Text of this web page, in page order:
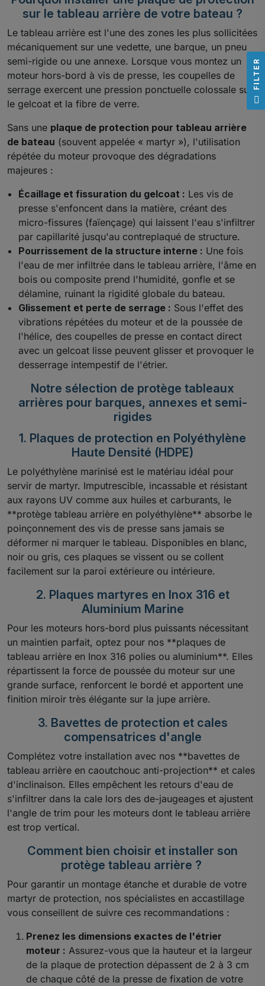
sur le tableau arrière de votre bateau ?
Le tableau arrière est l'une des zones les plus sollicitées
mécaniquement sur une vedette, une barque, un pneu
semi-rigide ou une annexe. Lorsque vous montez un
moteur hors-bord à vis de presse, les coupelles de
serrage exercent une pression ponctuelle colossale sur
le gelcoat et la fibre de verre.
Sans une plaque de protection pour tableau arrière
de bateau (souvent appelée « martyr »), l'utilisation
répétée du moteur provoque des dégradations
majeures :
Écaillage et fissuration du gelcoat : Les vis de
presse s'enfoncent dans la matière, créant des
micro-fissures (faïençage) qui laissent l'eau s'infiltrer
par capillarité jusqu'au contreplaqué de structure.
Pourrissement de la structure interne : Une fois
l'eau de mer infiltrée dans le tableau arrière, l'âme en
bois ou composite prend l'humidité, gonfle et se
délamine, ruinant la rigidité globale du bateau.
Glissement et perte de serrage : Sous l'effet des
vibrations répétées du moteur et de la poussée de
l'hélice, des coupelles de presse en contact direct
avec un gelcoat lisse peuvent glisser et provoquer le
desserrage intempestif de l'étrier.
Notre sélection de protège tableaux
arrières pour barques, annexes et semi-
rigides
1. Plaques de protection en Polyéthylène
Haute Densité (HDPE)
Le polyéthylène marinisé est le matériau idéal pour
servir de martyr. Imputrescible, incassable et résistant
aux rayons UV comme aux huiles et carburants, le
**protège tableau arrière en polyéthylène** absorbe le
poinçonnement des vis de presse sans jamais se
déformer ni marquer le tableau. Disponibles en blanc,
noir ou gris, ces plaques se vissent ou se collent
facilement sur la paroi extérieure ou intérieure.
2. Plaques martyres en Inox 316 et
Aluminium Marine
Pour les moteurs hors-bord plus puissants nécessitant
un maintien parfait, optez pour nos **plaques de
tableau arrière en Inox 316 polies ou aluminium**. Elles
répartissent la force de poussée du moteur sur une
grande surface, renforcent le bordé et apportent une
finition miroir très élégante sur la jupe arrière.
3. Bavettes de protection et cales
compensatrices d'angle
Complétez votre installation avec nos **bavettes de
tableau arrière en caoutchouc anti-projection** et cales
d'inclinaison. Elles empêchent les retours d'eau de
s'infiltrer dans la cale lors des de-jaugeages et ajustent
l'angle de trim pour les moteurs dont le tableau arrière
est trop vertical.
Comment bien choisir et installer son
protège tableau arrière ?
Pour garantir un montage étanche et durable de votre
martyr de protection, nos spécialistes en accastillage
vous conseillent de suivre ces recommandations :
Prenez les dimensions exactes de l'étrier
moteur : Assurez-vous que la hauteur et la largeur
de la plaque de protection dépassent de 2 à 3 cm
de chaque côté de la presse de fixation de votre
R